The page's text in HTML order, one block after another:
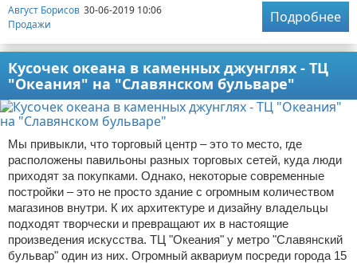
Август Борисов 30-06-2019 10:06
Продажи
Подробнее
Кусочек океана в каменных джунглях - ТЦ
"Океания" на "Славянском бульваре"
Мы привыкли, что торговый центр – это то место, где
расположены павильоны разных торговых сетей, куда люди
приходят за покупками. Однако, некоторые современные
постройки – это не просто здание с огромным количеством
магазинов внутри. К их архитектуре и дизайну владельцы
подходят творчески и превращают их в настоящие
произведения искусства. ТЦ "Океания" у метро "Славянский
бульвар" один из них. Огромный аквариум посреди города 15